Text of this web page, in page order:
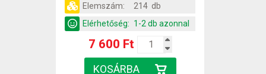
Elemszám:
214 db
Elérhetőség: 1-2 db azonnal
7 600 Ft